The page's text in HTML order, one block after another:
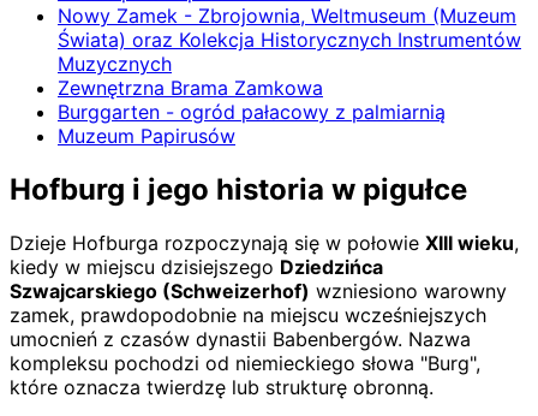
Nowy Zamek - Zbrojownia, Weltmuseum (Muzeum
Świata) oraz Kolekcja Historycznych Instrumentów
Muzycznych
Zewnętrzna Brama Zamkowa
Burggarten - ogród pałacowy z palmiarnią
Muzeum Papirusów
Hofburg i jego historia w pigułce
Dzieje Hofburga rozpoczynają się w połowie XIII wieku,
kiedy w miejscu dzisiejszego Dziedzińca
Szwajcarskiego (Schweizerhof) wzniesiono warowny
zamek, prawdopodobnie na miejscu wcześniejszych
umocnień z czasów dynastii Babenbergów. Nazwa
kompleksu pochodzi od niemieckiego słowa "Burg",
które oznacza twierdzę lub strukturę obronną.